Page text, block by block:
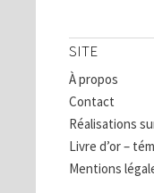
SITE
À propos
Contact
Réalisations
Livre d’or –
Mentions